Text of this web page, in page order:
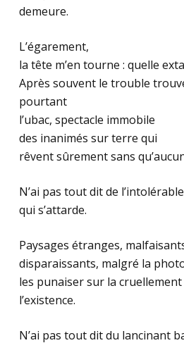
demeure.
L’égarement,
la tête m’en tourne : quelle
Après souvent le trouble
pourtant
l’ubac, spectacle immobile
des inanimés sur terre qui
rêvent sûrement sans
N’ai pas tout dit de
qui s’attarde.
Paysages étranges,
disparaissants, malgré la
les punaiser sur la
l’existence.
N’ai pas tout dit du lancinant